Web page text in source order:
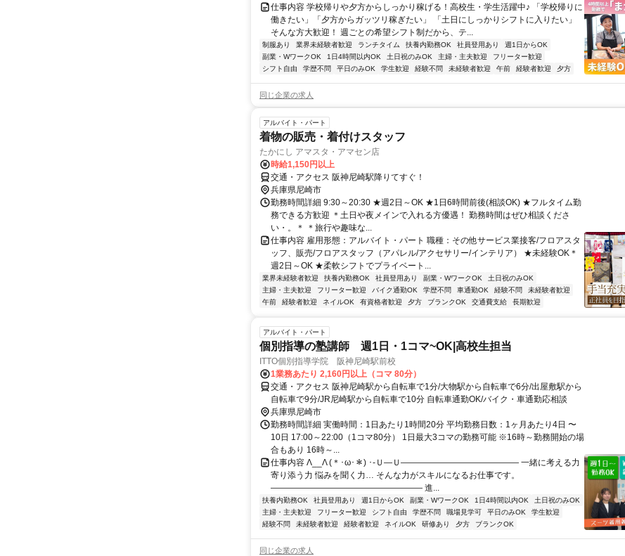
仕事内容 学校帰りや夕方からしっかり稼げる！高校生・学生活躍中♪ 「学校帰りに
働きたい」「夕方からガッツリ稼ぎたい」 「土日にしっかりシフトに入りたい」
そんな方大歓迎！ 週ごとの希望シフト制だから、テ...
制服あり 業界未経験者歓迎 ランチタイム 扶養内勤務OK 社員登用あり
週1日からOK
副業・WワークOK
1日4時間以内OK 土日祝のみOK 主婦・主夫歓迎
フリーター歓迎
シフト自由
学歴不問 平日のみOK 学生歓迎 経験不問 未経験者歓迎 午前 経験者歓迎 夕方
同じ企業の求人
アルバイト・パート
着物の販売・着付けスタッフ
たかにし アマスタ・アマセン店
時給1,150円以上
交通・アクセス 阪神尼崎駅降りてすぐ！
兵庫県尼崎市
勤務時間詳細 9:30～20:30 ★週2日～OK ★1日6時間前後(相談OK) ★フルタイム勤
務できる方歓迎 ＊土日や夜メインで入れる方優遇！ 勤務時間はぜひ相談くださ
い・。＊ ＊旅行や趣味な...
仕事内容 雇用形態：アルバイト・パート 職種：その他サービス業接客/フロアスタ
ッフ、販売/フロアスタッフ（アパレル/アクセサリー/インテリア） ★未経験OK＊
週2日～OK ★柔軟シフトでプライベート...
業界未経験者歓迎 扶養内勤務OK 社員登用あり 副業・WワークOK
土日祝のみOK
主婦・主夫歓迎
フリーター歓迎 バイク通勤OK 学歴不問 車通勤OK 経験不問
未経験者歓迎
午前
経験者歓迎 ネイルOK 有資格者歓迎 夕方 ブランクOK 交通費支給 長期歓迎
アルバイト・パート
個別指導の塾講師 週1日・1コマ~OK|高校生担当
ITTO個別指導学院 阪神尼崎駅前校
1業務あたり 2,160円以上（コマ 80分）
交通・アクセス 阪神尼崎駅から自転車で1分/大物駅から自転車で6分/出屋敷駅から
自転車で9分/JR尼崎駅から自転車で10分 自転車通勤OK/バイク・車通勤応相談
兵庫県尼崎市
勤務時間詳細 実働時間：1日あたり1時間20分 平均勤務日数：1ヶ月あたり4日 〜
10日 17:00～22:00（1コマ80分） 1日最大3コマの勤務可能 ※16時～勤務開始の場
合もあり 16時～...
仕事内容 Λ__Λ (＊･ω･＊) ･-Ｕ―Ｕ―――――――――――――― 一緒に考える力
寄り添う力 悩みを聞く力… そんな力がスキルになるお仕事です。
―――――――――――――――――― 進...
扶養内勤務OK 社員登用あり 週1日からOK 副業・WワークOK 1日4時間以内OK
土日祝のみOK
主婦・主夫歓迎
フリーター歓迎 シフト自由 学歴不問 職場見学可 平日のみOK
学生歓迎
経験不問
未経験者歓迎 経験者歓迎 ネイルOK 研修あり 夕方 ブランクOK
同じ企業の求人